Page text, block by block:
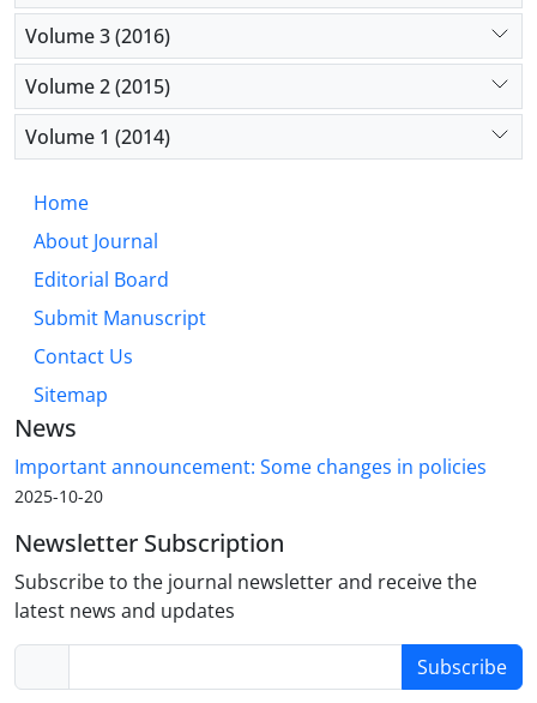
Volume 3 (2016)
Volume 2 (2015)
Volume 1 (2014)
Home
About Journal
Editorial Board
Submit Manuscript
Contact Us
Sitemap
News
Important announcement: Some changes in policies
2025-10-20
Newsletter Subscription
Subscribe to the journal newsletter and receive the
latest news and updates
Subscribe